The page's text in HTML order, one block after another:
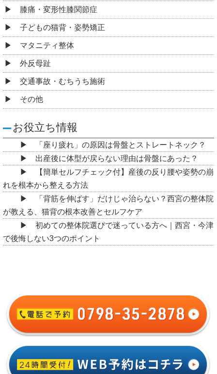
膝痛・変形性膝関節症
子どもの猫背・姿勢矯正
マタニティ整体
外反母趾
交通事故・むちうち施術
その他
お役立ち情報
「座り疲れ」の原因は骨盤とストレートネック？
出産後に体型が戻らない理由は骨盤にあった？
【簡単セルフチェック付】産後の反り腰や姿勢の崩
れを根本から整える方法
「背筋を伸ばす」だけじゃ治らない？西宮の整体院
が教える、猫背の根本改善とセルフケア
初めての整体院選びで迷っている方へ｜西宮・今津
で後悔しない3つのポイント